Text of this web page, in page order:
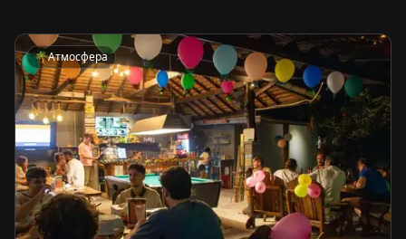
🌴Атмосфера